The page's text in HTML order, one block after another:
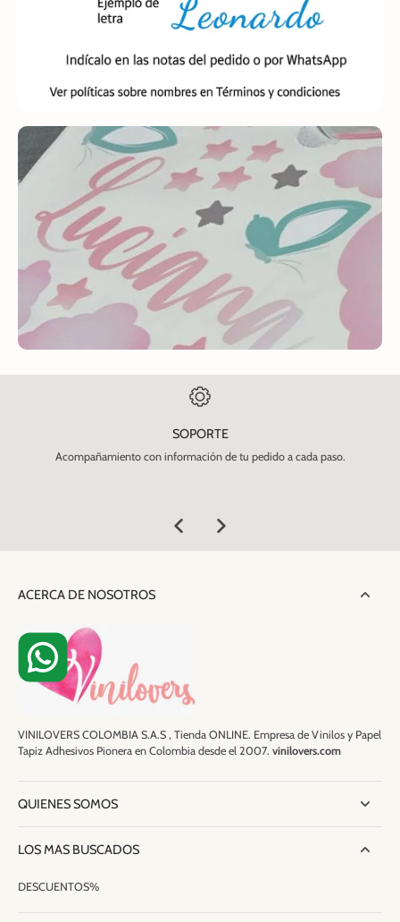
SOPORTE
Acompañamiento con información de tu pedido a cada paso.
ACERCA DE NOSOTROS
VINILOVERS COLOMBIA S.A.S , Tienda ONLINE. Empresa de Vinilos y Papel
Tapiz Adhesivos Pionera en Colombia desde el 2007. vinilovers.com
QUIENES SOMOS
LOS MAS BUSCADOS
DESCUENTOS%